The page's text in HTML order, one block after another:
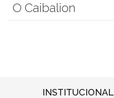
O Caibalion
INSTITUCIONAL